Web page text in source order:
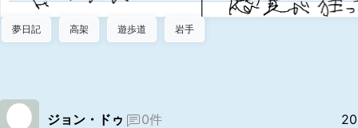
夢日記 高架 遊歩道 岩手
ジョン・ドゥ 0件